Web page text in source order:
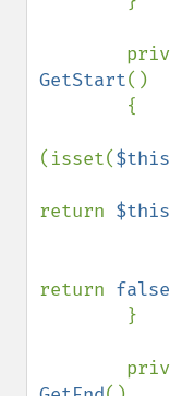
GetStart()
(isset($this
return $this
return false